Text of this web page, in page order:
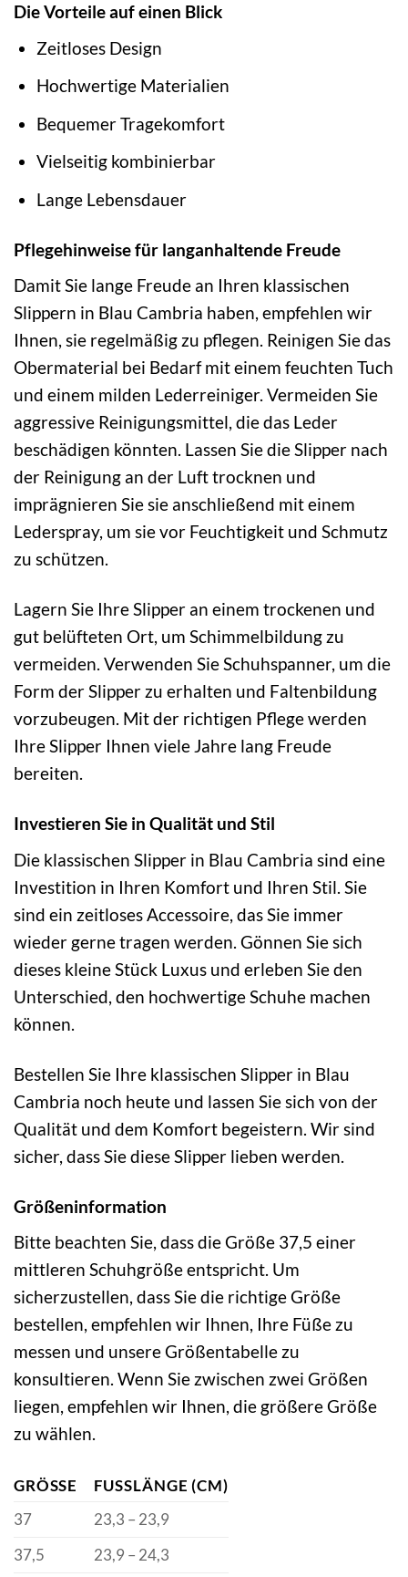
Die Vorteile auf einen Blick
Zeitloses Design
Hochwertige Materialien
Bequemer Tragekomfort
Vielseitig kombinierbar
Lange Lebensdauer
Pflegehinweise für langanhaltende Freude
Damit Sie lange Freude an Ihren klassischen
Slippern in Blau Cambria haben, empfehlen wir
Ihnen, sie regelmäßig zu pflegen. Reinigen Sie das
Obermaterial bei Bedarf mit einem feuchten Tuch
und einem milden Lederreiniger. Vermeiden Sie
aggressive Reinigungsmittel, die das Leder
beschädigen könnten. Lassen Sie die Slipper nach
der Reinigung an der Luft trocknen und
imprägnieren Sie sie anschließend mit einem
Lederspray, um sie vor Feuchtigkeit und Schmutz
zu schützen.
Lagern Sie Ihre Slipper an einem trockenen und
gut belüfteten Ort, um Schimmelbildung zu
vermeiden. Verwenden Sie Schuhspanner, um die
Form der Slipper zu erhalten und Faltenbildung
vorzubeugen. Mit der richtigen Pflege werden
Ihre Slipper Ihnen viele Jahre lang Freude
bereiten.
Investieren Sie in Qualität und Stil
Die klassischen Slipper in Blau Cambria sind eine
Investition in Ihren Komfort und Ihren Stil. Sie
sind ein zeitloses Accessoire, das Sie immer
wieder gerne tragen werden. Gönnen Sie sich
dieses kleine Stück Luxus und erleben Sie den
Unterschied, den hochwertige Schuhe machen
können.
Bestellen Sie Ihre klassischen Slipper in Blau
Cambria noch heute und lassen Sie sich von der
Qualität und dem Komfort begeistern. Wir sind
sicher, dass Sie diese Slipper lieben werden.
Größeninformation
Bitte beachten Sie, dass die Größe 37,5 einer
mittleren Schuhgröße entspricht. Um
sicherzustellen, dass Sie die richtige Größe
bestellen, empfehlen wir Ihnen, Ihre Füße zu
messen und unsere Größentabelle zu
konsultieren. Wenn Sie zwischen zwei Größen
liegen, empfehlen wir Ihnen, die größere Größe
zu wählen.
GRÖSSE
FUSSLÄNGE (CM)
37
23,3 – 23,9
37,5
23,9 – 24,3